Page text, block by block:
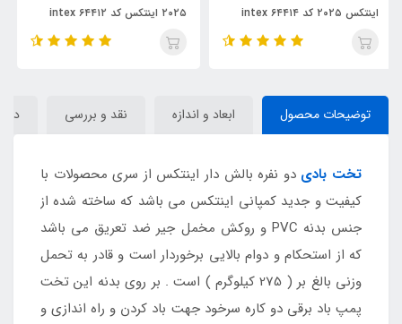
۲۰۲۵ اینتکس کد ۶۴۴۱۲ intex
اینتکس ۲۰۲۵ با ارتقاع بلند کد
intex 64418
توضیحات محصول ابعاد و اندازه نقد و بررسی
تخت بادی دو نفره بالش دار اینتکس از سری محصولات با
کیفیت و جدید کمپانی اینتکس می باشد که ساخته شده از
جنس بدنه PVC و روکش مخمل جیر ضد تعریق می باشد
که از استحکام و دوام بالایی برخوردار است و قادر به تحمل
وزنی بالغ بر ( 275 کیلوگرم ) است . بر روی بدنه این تخت
پمپ باد برقی دو کاره سرخود جهت باد کردن و راه اندازی و